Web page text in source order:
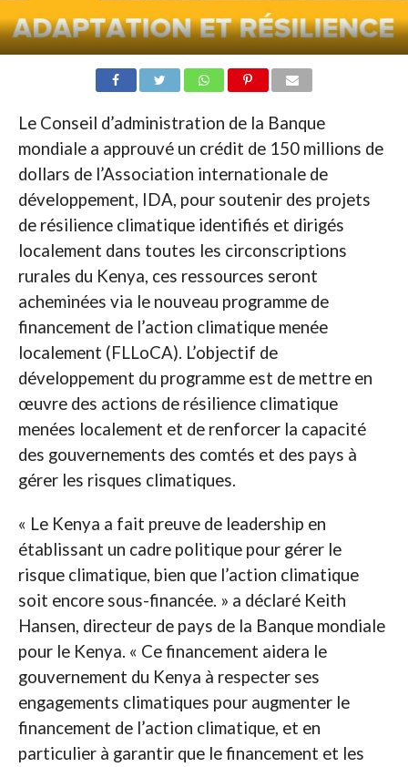
Le Conseil d’administration de la Banque
mondiale a approuvé un crédit de 150 millions de
dollars de l’Association internationale de
développement, IDA, pour soutenir des projets
de résilience climatique identifiés et dirigés
localement dans toutes les circonscriptions
rurales du Kenya, ces ressources seront
acheminées via le nouveau programme de
financement de l’action climatique menée
localement (FLLoCA). L’objectif de
développement du programme est de mettre en
œuvre des actions de résilience climatique
menées localement et de renforcer la capacité
des gouvernements des comtés et des pays à
gérer les risques climatiques.
« Le Kenya a fait preuve de leadership en
établissant un cadre politique pour gérer le
risque climatique, bien que l’action climatique
soit encore sous-financée. » a déclaré Keith
Hansen, directeur de pays de la Banque mondiale
pour le Kenya. « Ce financement aidera le
gouvernement du Kenya à respecter ses
engagements climatiques pour augmenter le
financement de l’action climatique, et en
particulier à garantir que le financement et les